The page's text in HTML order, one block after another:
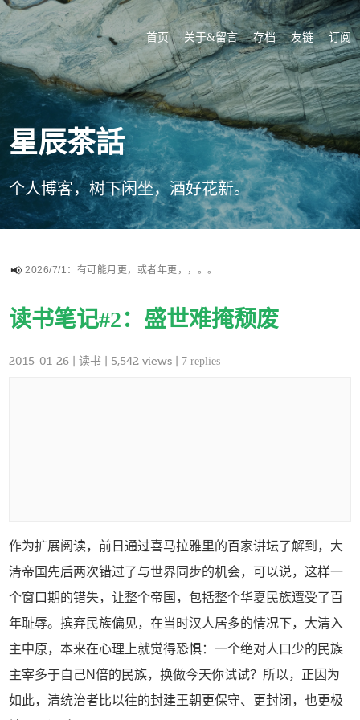
首页 关于&留言 存档 友链 订阅
星辰茶話
个人博客，树下闲坐，酒好花新。
2026/7/1：有可能月更，或者年更，，。。
读书笔记#2：盛世难掩颓废
2015-01-26 |读书 | 5,542 views | 7 replies
作为扩展阅读，前日通过喜马拉雅里的百家讲坛了解到，大
清帝国先后两次错过了与世界同步的机会，可以说，这样一
个窗口期的错失，让整个帝国，包括整个华夏民族遭受了百
年耻辱。摈弃民族偏见，在当时汉人居多的情况下，大清入
主中原，本来在心理上就觉得恐惧：一个绝对人口少的民族
主宰多于自己N倍的民族，换做今天你试试？所以，正因为
如此，清统治者比以往的封建王朝更保守、更封闭，也更极